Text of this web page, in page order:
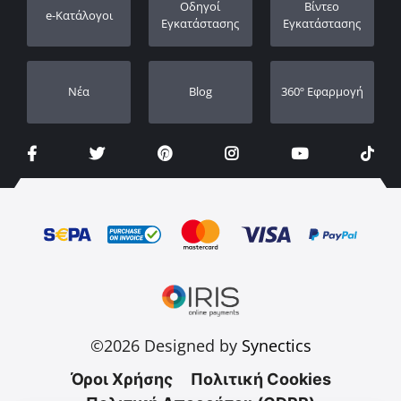
Οι Αντιπρόσωποι μας
e-Κατάλογοι
Οδηγοί
Εγκατάστασης
Βίντεο
Εγκατάστασης
Νέα Blog 360º Εφαρμογή
©2026 Designed by Synectics
Όροι Χρήσης
Πολιτική Cookies